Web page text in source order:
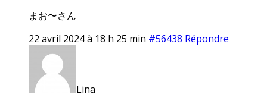
まお〜さん
22 avril 2024 à 18 h 25 min #56438 Répondre
Lina